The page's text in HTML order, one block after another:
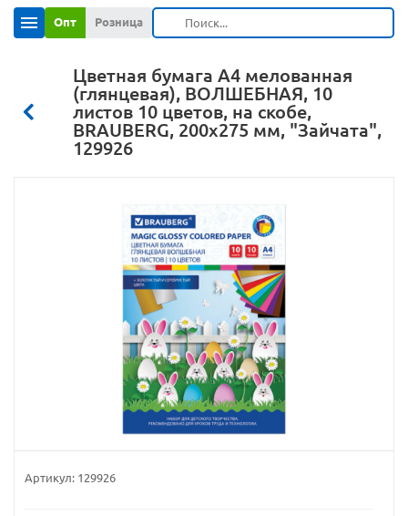
Опт Розница
Цветная бумага А4 мелованная
(глянцевая), ВОЛШЕБНАЯ, 10
листов 10 цветов, на скобе,
BRAUBERG, 200х275 мм, "Зайчата",
129926
Артикул: 129926